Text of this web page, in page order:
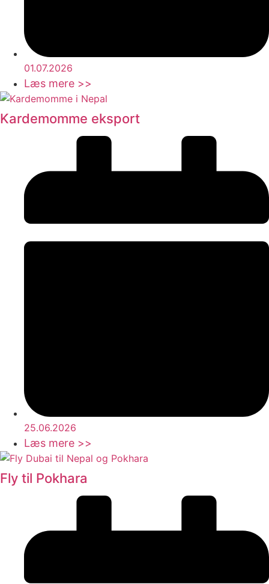
01.07.2026
Læs mere >>
Kardemomme eksport
25.06.2026
Læs mere >>
Fly til Pokhara